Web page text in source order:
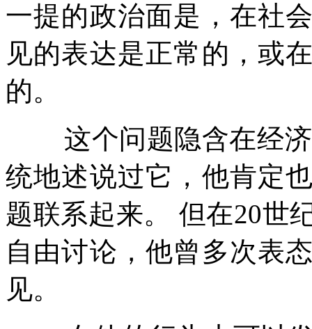
一提的政治面是，在社
见的表达是正常的，或
的。
这个问题隐含在经
统地述说过它，他肯定
题联系起来。
但在20世
自由讨论，他曾多次表
见。